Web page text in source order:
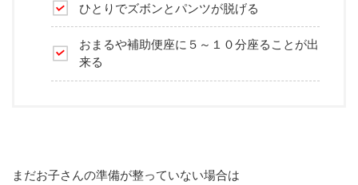
ひとりでズボンとパンツが脱げる
おまるや補助便座に５～１０分座ることが出
来る
まだお子さんの準備が整っていない場合は